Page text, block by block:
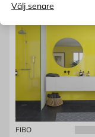
Välj senare
FIBO